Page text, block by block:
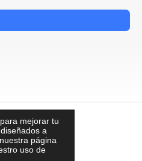
mejorar tu
a
página
uso de